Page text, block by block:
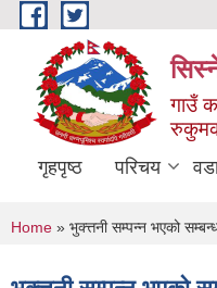
Skip to main content
गाउँ
गृहपृष्ठ परिचय
You are here
Home » भुक्त्तनी सम्पन्न भएको